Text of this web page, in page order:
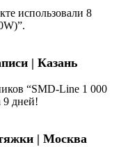
использовали 8
| Казань
“SMD-Line 1 000
9 дней!
| Москва